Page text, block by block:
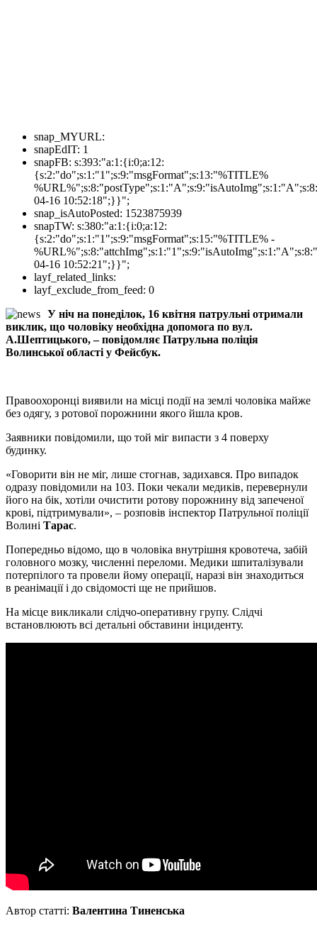
snap_MYURL:
snapEdIT: 1
snapFB: s:393:"a:1:{i:0;a:12:
{s:2:"do";s:1:"1";s:9:"msgFormat";s:13:"%TITLE%
04-16 10:52:18";}}";
snap_isAutoPosted: 1523875939
snapTW: s:380:"a:1:{i:0;a:12:
{s:2:"do";s:1:"1";s:9:"msgFormat";s:15:"%TITLE% -
04-16 10:52:21";}}";
layf_related_links:
layf_exclude_from_feed: 0
У ніч на понеділок, 16 квітня патрульні отримали
виклик, що чоловіку необхідна допомога по вул.
А.Шептицького, – повідомляє Патрульна поліція
Волинської області у Фейсбук.
Правоохоронці виявили на місці події на землі чоловіка майже
без одягу, з ротової порожнини якого йшла кров.
Заявники повідомили, що той міг випасти з 4 поверху
будинку.
«Говорити він не міг, лише стогнав, задихався. Про випадок
одразу повідомили на 103. Поки чекали медиків, перевернули
його на бік, хотіли очистити ротову порожнину від запеченої
крові, підтримували», – розповів інспектор Патрульної поліції
Волині Тарас.
Попередньо відомо, що в чоловіка внутрішня кровотеча, забій
головного мозку, численні переломи. Медики шпиталізували
потерпілого та провели йому операції, наразі він знаходиться
в реанімації і до свідомості ще не прийшов.
На місце викликали слідчо-оперативну групу. Слідчі
встановлюють всі детальні обставини інциденту.
Автор статті: Валентина Тиненська